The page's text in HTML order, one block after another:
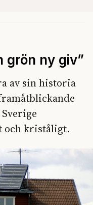
grön ny giv”
av sin historia
och kriståligt.